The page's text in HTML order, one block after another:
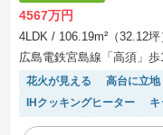
4567万円
4LDK / 106.19m²（32.12坪
広島電鉄宮島線「高須」歩
花火が見える 高台に立地
IHクッキングヒーター
キ
オール電化
閑静な住宅地